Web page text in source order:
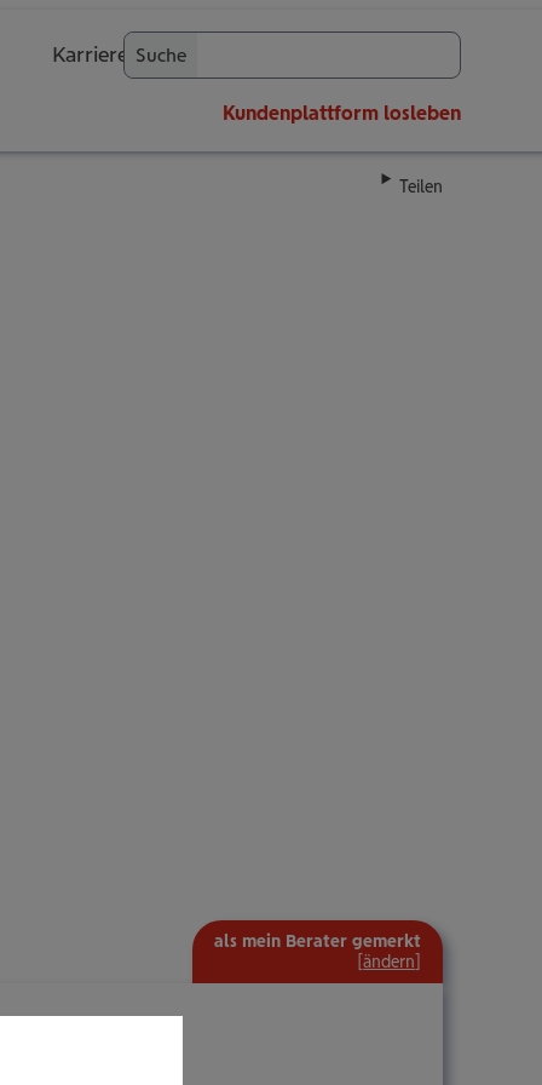
Karriere Suche
Kundenplattform losleben
Teilen
als mein Berater gemerkt
[ändern